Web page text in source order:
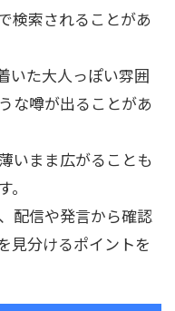
検索されることがあ
いた大人っぽい雰囲
な噂が出ることがあ
いまま広がることも
配信や発言から確認
見分けるポイントを